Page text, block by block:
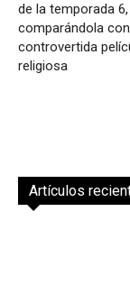
de la temporada 6,
comparándola
controvertida
religiosa
Artículos